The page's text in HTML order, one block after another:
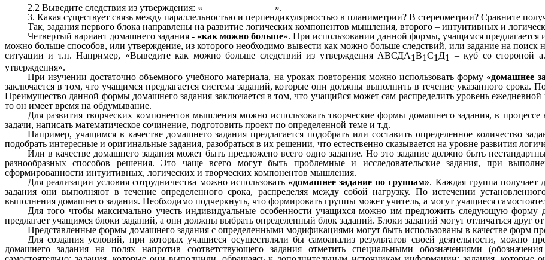
2.2 Выведите следствия из утверждения: «
».
3. Какая существует связь между параллельностью и перпендикулярностью в планиметрии? В стереометрии? Сравните
Так, задания первого блока направлены на развитие логических компонентов мышления, второго – интуитивных и
Четвертый вариант домашнего задания - «как можно больше». При использовании данной формы, учащимся
можно больше способов, или утверждение, из которого необходимо вывести как можно больше следствий, или задание на
ситуации и т.п. Например, «Выведите как можно больше следствий из утверждения АВСДА1В1С1Д1
– куб со стороной
утверждения».
При изучении достаточно объемного учебного материала, на уроках повторения можно использовать форму «домашнее
заключается в том, что учащимся предлагается система заданий, которые они должны выполнить в течение указанного срока.
Преимущество данной формы домашнего задания заключается в том, что учащийся может сам распределить уровень ежедневной
то он имеет время на обдумывание.
Для развития творческих компонентов мышления можно использовать творческие формы домашнего задания, в
задачи, написать математическое сочинение, подготовить проект по определенной теме и т.д.
Например, учащимся в качестве домашнего задания предлагается подобрать или составить определенное количество
подобрать интересные и оригинальные задания, разобраться в их решении, что естественно сказывается на уровне развития
Или в качестве домашнего задания может быть предложено всего одно задание. Но это задание должно быть
разнообразных способов решения. Это чаще всего могут быть проблемные и исследовательские задания, при
сформированности интуитивных, логических и творческих компонентов мышления.
Для реализации условия сотрудничества можно использовать «домашнее задание по группам». Каждая группа получает
задания они выполняют в течение определенного срока, распределяя между собой нагрузку. По истечении
выполнения домашнего задания. Необходимо подчеркнуть, что формировать группы может учитель, а могут учащиеся
Для того чтобы максимально учесть индивидуальные особенности учащихся можно им предложить следующую форму
предлагает учащимся блоки заданий, а они должны выбрать определенный блок заданий. Блоки заданий могут отличаться друг
Представленные формы домашнего задания с определенными модификациями могут быть использованы в качестве форм
Для создания условий, при которых учащиеся осуществляли бы самоанализ результатов своей деятельности,
домашнего задания на полях напротив соответствующего задания отметить специальными обозначениями